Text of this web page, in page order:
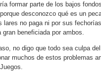
formar parte de los bajos
desconozco qué es un
lares no paga ni por sus
beneficiada por ambos.
no digo que todo sea culpa
muchos de estos problemas